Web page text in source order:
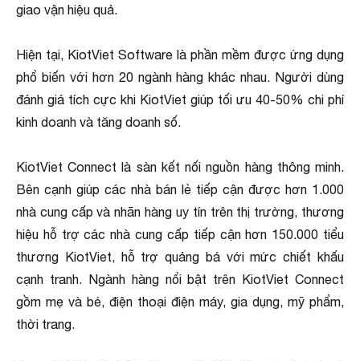
giao vận hiệu quả.
Hiện tại, KiotViet Software là phần mềm được ứng dụng
phổ biến với hơn 20 ngành hàng khác nhau. Người dùng
đánh giá tích cực khi KiotViet giúp tối ưu 40-50% chi phí
kinh doanh và tăng doanh số.
KiotViet Connect là sàn kết nối nguồn hàng thông minh.
Bên cạnh giúp các nhà bán lẻ tiếp cận được hơn 1.000
nhà cung cấp và nhãn hàng uy tín trên thị trường, thương
hiệu hỗ trợ các nhà cung cấp tiếp cận hơn 150.000 tiểu
thương KiotViet, hỗ trợ quảng bá với mức chiết khấu
cạnh tranh. Ngành hàng nổi bật trên KiotViet Connect
gồm mẹ và bé, điện thoại điện máy, gia dụng, mỹ phẩm,
thời trang.